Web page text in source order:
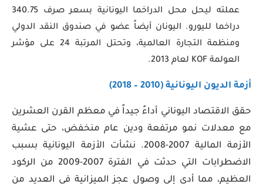
عملته ليحل محل الدراخما اليونانية بسعر صرف 340.75
دراخما لليورو. اليونان أيضاً عضو في صندوق النقد الدولي
ومنظمة التجارة العالمية، وتحتل المرتبة 24 على مؤشر
العولمة KOF لعام 2013.
أزمة الديون اليونانية (2010 – 2018)
حقق الاقتصاد اليوناني أداءً جيداً في معظم القرن العشرين
مع معدلات نمو مرتفعة ودين عام منخفض، حتى عشية
الأزمة المالية 2007-2008. نشأت الأزمة اليونانية بسبب
الاضطرابات التي حدثت في الفترة 2007-2009 من الركود
العظيم، مما أدى إلى وصول عجز الميزانية في العديد من